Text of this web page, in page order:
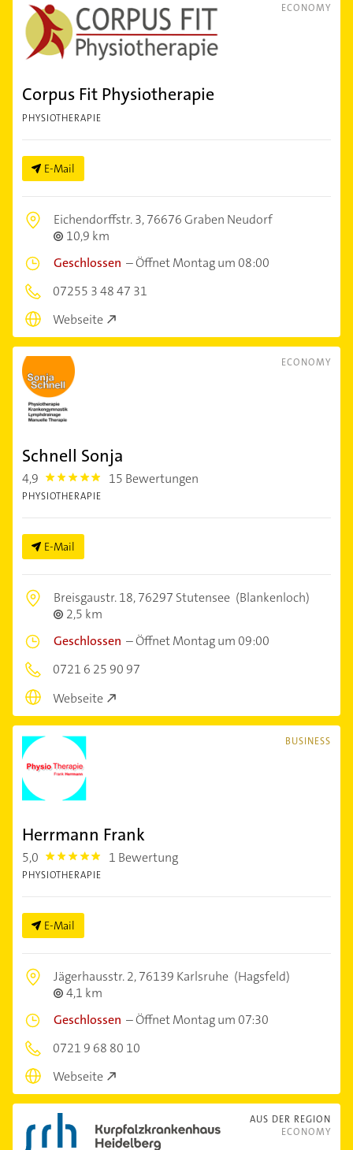
ECONOMY
Corpus Fit Physiotherapie
PHYSIOTHERAPIE
E-Mail
Eichendorffstr. 3,76676 Graben Neudorf
10,9 km
Geschlossen –Öffnet Montag um 08:00
07255 3 48 47 31
Webseite
ECONOMY
Schnell Sonja
4,9 4.9 15 Bewertungen
PHYSIOTHERAPIE
E-Mail
Breisgaustr. 18,76297 Stutensee (Blankenloch)
2,5 km
Geschlossen –Öffnet Montag um 09:00
0721 6 25 90 97
Webseite
BUSINESS
Herrmann Frank
5,0 5.0 1 Bewertung
PHYSIOTHERAPIE
E-Mail
Jägerhausstr. 2,76139 Karlsruhe (Hagsfeld)
4,1 km
Geschlossen –Öffnet Montag um 07:30
0721 9 68 80 10
Webseite
AUS DER REGION
ECONOMY